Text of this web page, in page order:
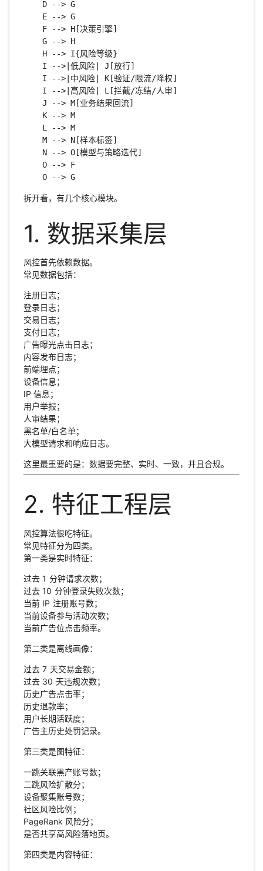
    D --> G
    E --> G
    F --> H[决策引擎]
    G --> H
    H --> I{风险等级}
    I -->|低风险| J[放行]
    I -->|中风险| K[验证/限流/降权]
    I -->|高风险| L[拦截/冻结/人审]
    J --> M[业务结果回流]
    K --> M
    L --> M
    M --> N[样本标签]
    N --> O[模型与策略迭代]
    O --> F
    O --> G
拆开看，有几个核心模块。
1. 数据采集层
风控首先依赖数据。
常见数据包括：
注册日志；
登录日志；
交易日志；
支付日志；
广告曝光点击日志；
内容发布日志；
前端埋点；
设备信息；
IP 信息；
用户举报；
人审结果；
黑名单/白名单；
大模型请求和响应日志。
这里最重要的是：数据要完整、实时、一致，并且合规。
2. 特征工程层
风控算法很吃特征。
常见特征分为四类。
第一类是实时特征：
过去 1 分钟请求次数；
过去 10 分钟登录失败次数；
当前 IP 注册账号数；
当前设备参与活动次数；
当前广告位点击频率。
第二类是离线画像：
过去 7 天交易金额；
过去 30 天违规次数；
历史广告点击率；
历史退款率；
用户长期活跃度；
广告主历史处罚记录。
第三类是图特征：
一跳关联黑产账号数；
二跳风险扩散分；
设备聚集账号数；
社区风险比例；
PageRank 风险分；
是否共享高风险落地页。
第四类是内容特征：